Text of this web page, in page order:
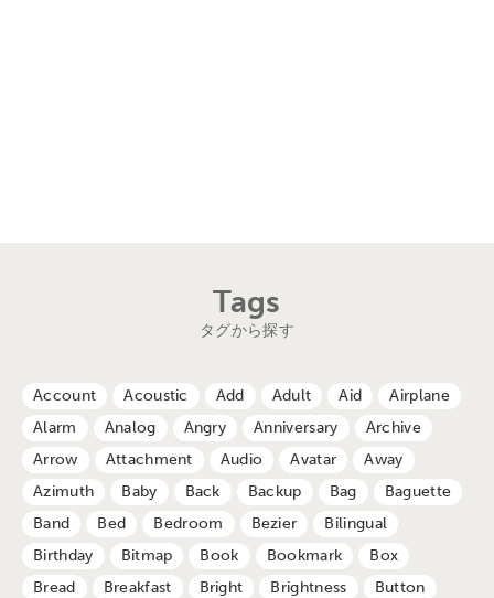
Tags
タグから探す
Account Acoustic Add Adult Aid
Airplane
Alarm
Analog Angry Anniversary
Archive
Arrow
Attachment Audio Avatar
Away
Azimuth
Baby Back Backup Bag
Baguette
Band
Bed Bedroom Bezier
Bilingual
Birthday
Bitmap Book Bookmark
Box
Bread
Breakfast Bright Brightness
Button